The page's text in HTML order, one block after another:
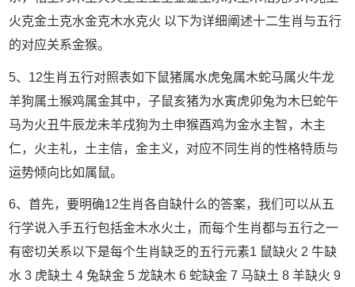
火克金土克水金克木水克火 以下为详细阐述十二生肖与五行
的对应关系金猴。
5、12生肖五行对照表如下鼠猪属水虎兔属木蛇马属火牛龙
羊狗属土猴鸡属金其中，子鼠亥猪为水寅虎卯兔为木巳蛇午
马为火丑牛辰龙未羊戌狗为土申猴酉鸡为金水主智，木主
仁，火主礼，土主信，金主义，对应不同生肖的性格特质与
运势倾向比如属鼠。
6、首先，要明确12生肖各自缺什么的答案，我们可以从五
行学说入手五行包括金木水火土，而每个生肖都与五行之一
有密切关系以下是每个生肖缺乏的五行元素1 鼠缺火 2 牛缺
水 3 虎缺土 4 兔缺金 5 龙缺木 6 蛇缺金 7 马缺土 8 羊缺火 9